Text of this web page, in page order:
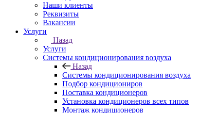
Наши клиенты
Реквизиты
Вакансии
Услуги
Назад
Услуги
Системы кондиционирования воздуха
Назад
Системы кондиционирования воздуха
Подбор кондициониров
Поставка кондиционеров
Установка кондиционеров всех типов
Монтаж кондиционеров